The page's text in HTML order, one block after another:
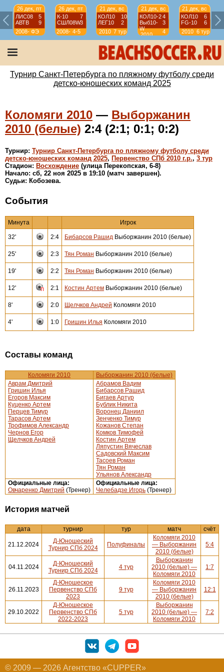
26 дек, пт
ЛИС08
5
АВТВ
9
2008-
2009
ФЭ
26 дек, пт
К-10
7
СШЛ08W3
2008-
2009
4-5
21 дек, вс
КОЛ10
10
ЛЕГ10
2
2010 7 тур
21 дек, вс
КОЛ10-24
Выб10-
W
3
2010
4
тур
21 дек, вс
КОЛ10
6
FG-10
6
2010 6 тур
Турнир Санкт-Петербурга по пляжному футболу среди
детско-юношеских команд 2025
Коломяги 2010 — Выборжанин
2010 (белые) 2:4 (2:1; 0:1; 0:2)
Турнир: Турнир Санкт-Петербурга по пляжному футболу среди
детско-юношеских команд 2025, Первенство СПб 2010 г.р., 3 тур
Стадион: Восхождение (улица Перекопская, 6-8)
Начало: сб, 22 ноя 2025 в 19:10 (матч завершен).
Судьи: Кобозева.
События
Минута Игрок
32' 2:4 Бибарсов Рашид Выборжанин 2010 (белые)
25' 2:3 Тян Роман Выборжанин 2010 (белые)
19' 2:2 Тян Роман Выборжанин 2010 (белые)
12' 2:1 Костин Артем Выборжанин 2010 (белые)
8' 2:0 Щелчков Андрей Коломяги 2010
4' 1:0 Гришин Илья Коломяги 2010
Составы команд
Коломяги 2010
Выборжанин 2010 (белые)
Аврам Дмитрий
Гришин Илья
Егоров Максим
Куценко Артем
Перцев Тимур
Тарасов Артем
Трофимов Александр
Чернов Егор
Щелчков Андрей
Абрамов Вадим
Бибарсов Рашид
Бигаев Артур
Бублик Никита
Воронец Даниил
Зенченко Тимур
Кожанов Степан
Комков Тимофей
Костин Артем
Ляпустин Вячеслав
Садовский Максим
Тасоев Роман
Тян Роман
Ульянов Александр
Официальные лица:
Овчаренко Дмитрий (Тренер)
Официальные лица:
Челебадзе Игорь (Тренер)
История матчей
дата турнир тур матч счёт
21.12.2024
Д-Юношеский
Турнир СПб 2024
Полуфиналы
Коломяги 2010
— Выборжанин
2010 (белые)
5:4
04.11.2024
Д-Юношеский
Турнир СПб 2024
4 тур
Выборжанин
2010 (белые) —
Коломяги 2010
1:7
26.11.2023
Д-Юношеское
Первенство СПб
2023
9 тур
Коломяги 2010
— Выборжанин
2010 (белые)
12:1
29.10.2022
Д-Юношеское
Первенство СПб
2022-2023
5 тур
Выборжанин
2010 (белые) —
Коломяги 2010
7:2
© 2009 — 2026 Агентство «CUPPER»